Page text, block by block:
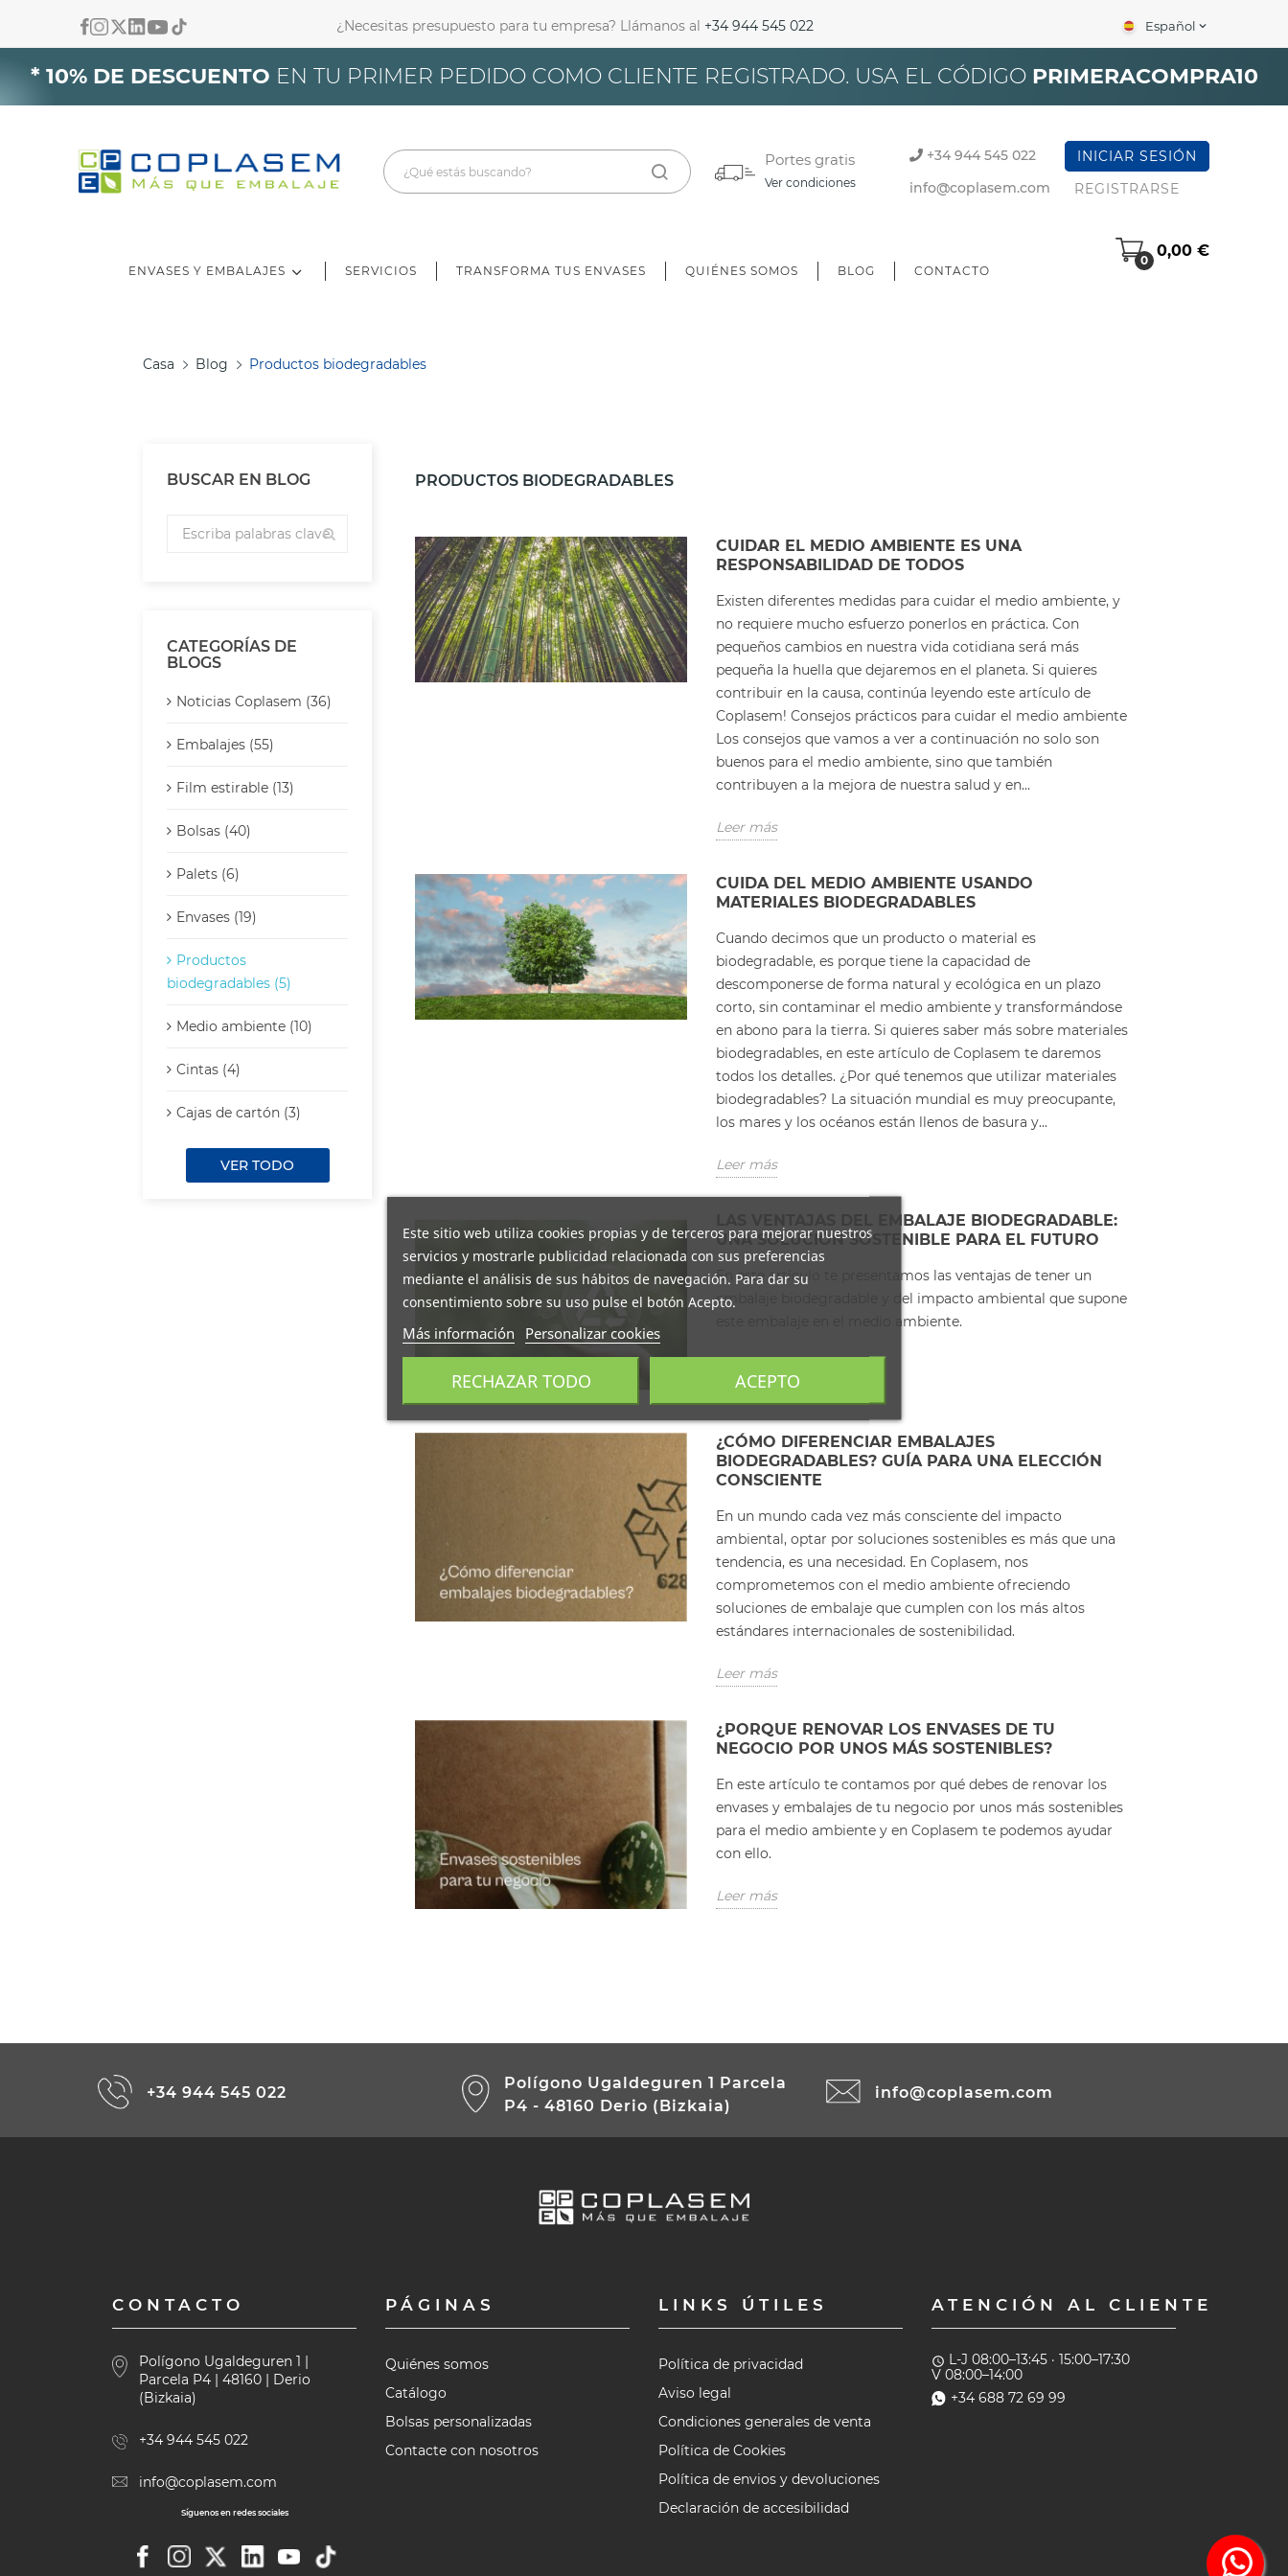
Español expand_more
¿Necesitas presupuesto para tu empresa? Llámanos al +34 944 545 022
* 10% DE DESCUENTO EN TU PRIMER PEDIDO COMO CLIENTE REGISTRADO. USA EL CÓDIGO PRIMERACOMPRA10
0
0,00 €
Portes gratis
Ver condiciones
+34 944 545 022
info@coplasem.com
INICIAR SESIÓN
REGISTRARSE
ENVASES Y EMBALAJES SERVICIOS TRANSFORMA TUS ENVASES QUIÉNES SOMOS BLOG CONTACTO
Casa Blog Productos biodegradables
BUSCAR EN BLOG
CATEGORÍAS DE
BLOGS
Noticias Coplasem (36)
Embalajes (55)
Film estirable (13)
Bolsas (40)
Palets (6)
Envases (19)
Productos
biodegradables (5)
Medio ambiente (10)
Cintas (4)
Cajas de cartón (3)
VER TODO
PRODUCTOS BIODEGRADABLES
CUIDAR EL MEDIO AMBIENTE ES UNA
RESPONSABILIDAD DE TODOS
Existen diferentes medidas para cuidar el medio ambiente, y
no requiere mucho esfuerzo ponerlos en práctica. Con
pequeños cambios en nuestra vida cotidiana será más
pequeña la huella que dejaremos en el planeta. Si quieres
contribuir en la causa, continúa leyendo este artículo de
Coplasem! Consejos prácticos para cuidar el medio ambiente
Los consejos que vamos a ver a continuación no solo son
buenos para el medio ambiente, sino que también
contribuyen a la mejora de nuestra salud y en...
Leer más
CUIDA DEL MEDIO AMBIENTE USANDO
MATERIALES BIODEGRADABLES
Cuando decimos que un producto o material es
biodegradable, es porque tiene la capacidad de
descomponerse de forma natural y ecológica en un plazo
corto, sin contaminar el medio ambiente y transformándose
en abono para la tierra. Si quieres saber más sobre materiales
biodegradables, en este artículo de Coplasem te daremos
todos los detalles. ¿Por qué tenemos que utilizar materiales
biodegradables? La situación mundial es muy preocupante,
los mares y los océanos están llenos de basura y...
Leer más
LAS VENTAJAS DEL EMBALAJE BIODEGRADABLE:
UNA SOLUCIÓN SOSTENIBLE PARA EL FUTURO
En este artículo te presentamos las ventajas de tener un
embalaje biodegradable y del impacto ambiental que supone
este embalaje en el medio ambiente.
¿CÓMO DIFERENCIAR EMBALAJES
BIODEGRADABLES? GUÍA PARA UNA ELECCIÓN
CONSCIENTE
En un mundo cada vez más consciente del impacto
ambiental, optar por soluciones sostenibles es más que una
tendencia, es una necesidad. En Coplasem, nos
comprometemos con el medio ambiente ofreciendo
soluciones de embalaje que cumplen con los más altos
estándares internacionales de sostenibilidad.
Leer más
¿PORQUE RENOVAR LOS ENVASES DE TU
NEGOCIO POR UNOS MÁS SOSTENIBLES?
En este artículo te contamos por qué debes de renovar los
envases y embalajes de tu negocio por unos más sostenibles
para el medio ambiente y en Coplasem te podemos ayudar
con ello.
Leer más
+34 944 545 022
Polígono Ugaldeguren 1 Parcela
P4 - 48160 Derio (Bizkaia)
info@coplasem.com
CONTACTO
Polígono Ugaldeguren 1 |
Parcela P4 | 48160 | Derio
(Bizkaia)
+34 944 545 022
info@coplasem.com
Síguenos en redes sociales
PÁGINAS
Quiénes somos
Catálogo
Bolsas personalizadas
Contacte con nosotros
LINKS ÚTILES
Política de privacidad
Aviso legal
Condiciones generales de venta
Política de Cookies
Política de envios y devoluciones
Declaración de accesibilidad
ATENCIÓN AL CLIENTE
access_time L-J 08:00–13:45 · 15:00–17:30
V 08:00–14:00
+34 688 72 69 99
Este sitio web utiliza cookies propias y de terceros para mejorar nuestros
servicios y mostrarle publicidad relacionada con sus preferencias
mediante el análisis de sus hábitos de navegación. Para dar su
consentimiento sobre su uso pulse el botón Acepto.
Más información Personalizar cookies
RECHAZAR TODO ACEPTO
Iniciar Sesión ×
Debes iniciar sesión para guardar productos en tu lista de deseos.
Iniciar sesión